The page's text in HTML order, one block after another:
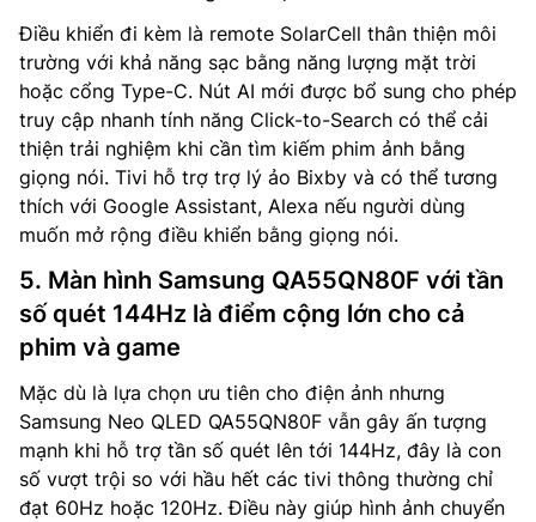
Điều khiển đi kèm là remote SolarCell thân thiện môi
trường với khả năng sạc bằng năng lượng mặt trời
hoặc cổng Type-C. Nút AI mới được bổ sung cho phép
truy cập nhanh tính năng Click-to-Search có thể cải
thiện trải nghiệm khi cần tìm kiếm phim ảnh bằng
giọng nói. Tivi hỗ trợ trợ lý ảo Bixby và có thể tương
thích với Google Assistant, Alexa nếu người dùng
muốn mở rộng điều khiển bằng giọng nói.
5. Màn hình Samsung QA55QN80F với tần
số quét 144Hz là điểm cộng lớn cho cả
phim và game
Mặc dù là lựa chọn ưu tiên cho điện ảnh nhưng
Samsung Neo QLED QA55QN80F vẫn gây ấn tượng
mạnh khi hỗ trợ tần số quét lên tới 144Hz, đây là con
số vượt trội so với hầu hết các tivi thông thường chỉ
đạt 60Hz hoặc 120Hz. Điều này giúp hình ảnh chuyển